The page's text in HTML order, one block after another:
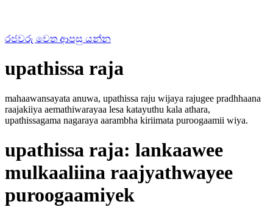
රජවරු වෙත ආපසු යන්න
upathissa raja
mahaawansayata anuwa, upathissa raju wijaya rajugee pradhhaana
raajakiiya aemathiwarayaa lesa katayuthu kala athara,
upathissagama nagaraya aarambha kiriimata puroogaamii wiya.
upathissa raja: lankaawee
mulkaaliina raajyathwayee
puroogaamiyek